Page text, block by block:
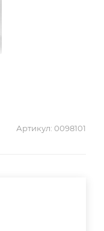
Артикул: 0098101